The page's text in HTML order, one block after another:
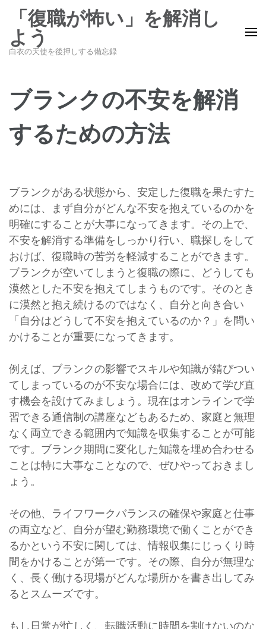
ン
す)
「復職が怖い」を解消し
よう
白衣の天使を後押しする備忘録
ブランクの不安を解消
するための方法
ブランクがある状態から、安定した復職を果たすた
めには、まず自分がどんな不安を抱えているのかを
明確にすることが大事になってきます。その上で、
不安を解消する準備をしっかり行い、職探しをして
おけば、復職時の苦労を軽減することができます。
ブランクが空いてしまうと復職の際に、どうしても
漠然とした不安を抱えてしまうものです。そのとき
に漠然と抱え続けるのではなく、自分と向き合い
「自分はどうして不安を抱えているのか？」を問い
かけることが重要になってきます。
例えば、ブランクの影響でスキルや知識が錆びつい
てしまっているのが不安な場合には、改めて学び直
す機会を設けてみましょう。現在はオンラインで学
習できる通信制の講座などもあるため、家庭と無理
なく両立できる範囲内で知識を収集することが可能
です。ブランク期間に変化した知識を埋め合わせる
ことは特に大事なことなので、ぜひやっておきまし
ょう。
その他、ライフワークバランスの確保や家庭と仕事
の両立など、自分が望む勤務環境で働くことができ
るかという不安に関しては、情報収集にじっくり時
間をかけることが第一です。その際、自分が無理な
く、長く働ける現場がどんな場所かを書き出してみ
るとスムーズです。
もし日常が忙しく、転職活動に時間を割けないのな